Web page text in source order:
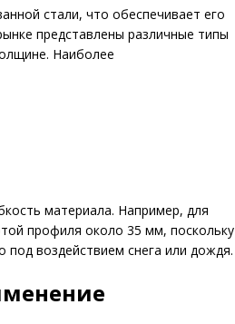
стали, что обеспечивает его
представлены различные типы
Наиболее
материала. Например, для
профиля около 35 мм, поскольку
под воздействием снега или дождя.